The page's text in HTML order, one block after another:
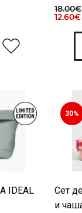
18.00€
IDEAL
30%
Сет
и